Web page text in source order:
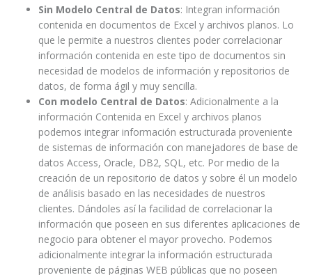
Sin Modelo Central de Datos: Integran información
contenida en documentos de Excel y archivos planos. Lo
que le permite a nuestros clientes poder correlacionar
información contenida en este tipo de documentos sin
necesidad de modelos de información y repositorios de
datos, de forma ágil y muy sencilla.
Con modelo Central de Datos: Adicionalmente a la
información Contenida en Excel y archivos planos
podemos integrar información estructurada proveniente
de sistemas de información con manejadores de base de
datos Access, Oracle, DB2, SQL, etc. Por medio de la
creación de un repositorio de datos y sobre él un modelo
de análisis basado en las necesidades de nuestros
clientes. Dándoles así la facilidad de correlacionar la
información que poseen en sus diferentes aplicaciones de
negocio para obtener el mayor provecho. Podemos
adicionalmente integrar la información estructurada
proveniente de páginas WEB públicas que no poseen